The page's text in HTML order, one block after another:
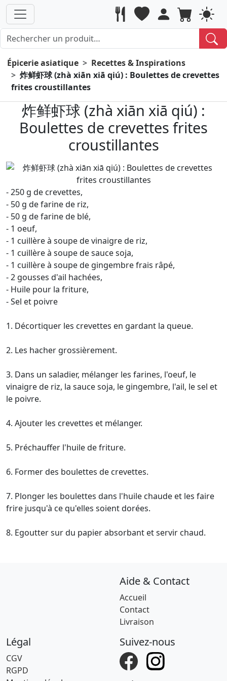
Épicerie asiatique
Recettes & Inspirations
炸鲜虾球 (zhà xiān xiā qiú) : Boulettes de crevettes
frites croustillantes
炸鲜虾球 (zhà xiān xiā qiú) :
Boulettes de crevettes frites
croustillantes
- 250 g de crevettes,
- 50 g de farine de riz,
- 50 g de farine de blé,
- 1 oeuf,
- 1 cuillère à soupe de vinaigre de riz,
- 1 cuillère à soupe de sauce soja,
- 1 cuillère à soupe de gingembre frais râpé,
- 2 gousses d'ail hachées,
- Huile pour la friture,
- Sel et poivre
1. Décortiquer les crevettes en gardant la queue.
2. Les hacher grossièrement.
3. Dans un saladier, mélanger les farines, l'oeuf, le
vinaigre de riz, la sauce soja, le gingembre, l'ail, le sel et
le poivre.
4. Ajouter les crevettes et mélanger.
5. Préchauffer l'huile de friture.
6. Former des boulettes de crevettes.
7. Plonger les boulettes dans l'huile chaude et les faire
frire jusqu'à ce qu'elles soient dorées.
8. Egoutter sur du papier absorbant et servir chaud.
Aide & Contact
Accueil
Contact
Livraison
Légal
CGV
RGPD
Suivez-nous